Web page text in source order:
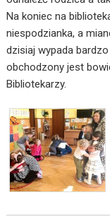
Na koniec na
niespodzianka, a
dzisiaj wypada
obchodzony jest
Bibliotekarzy.